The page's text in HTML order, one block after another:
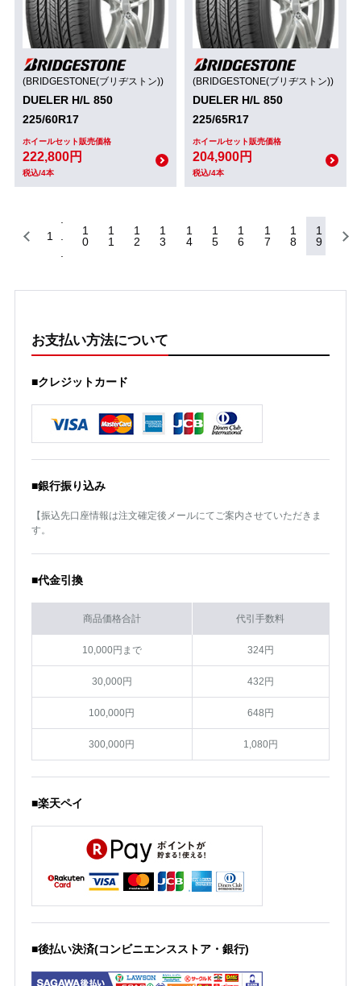
(BRIDGESTONE(ブリヂストン))
DUELER H/L 850
225/60R17
ホイールセット販売価格
222,800円
税込/4本
(BRIDGESTONE(ブリヂストン))
DUELER H/L 850
225/65R17
ホイールセット販売価格
204,900円
税込/4本
1
1
0
1
1
1
2
1
3
1
4
1
5
1
6
1
7
1
8
1
9
お支払い方法について
■クレジットカード
■銀行振り込み
【振込先口座情報は注文確定後メールにてご案内させていただきま
す。
■代金引換
商品価格合計 代引手数料
10,000円まで 324円
30,000円 432円
100,000円 648円
300,000円 1,080円
■楽天ペイ
■後払い決済(コンビニエンスストア・銀行)